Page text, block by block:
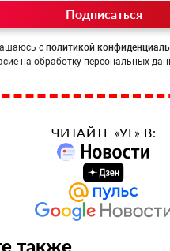
Подписаться
с политикой
на обработку персональных
ЧИТАЙТЕ «УГ» В:
также